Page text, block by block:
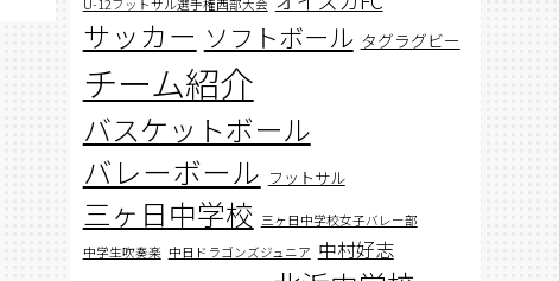
U-12フットサル選手権西部大会
サッカー ソフトボール タグラグビー
チーム紹介
バスケットボール
バレーボール フットサル
三ヶ日中学校 三ヶ日中学校女子バレー部
中学生吹奏楽 中日ドラゴンズジュニア 中村好志